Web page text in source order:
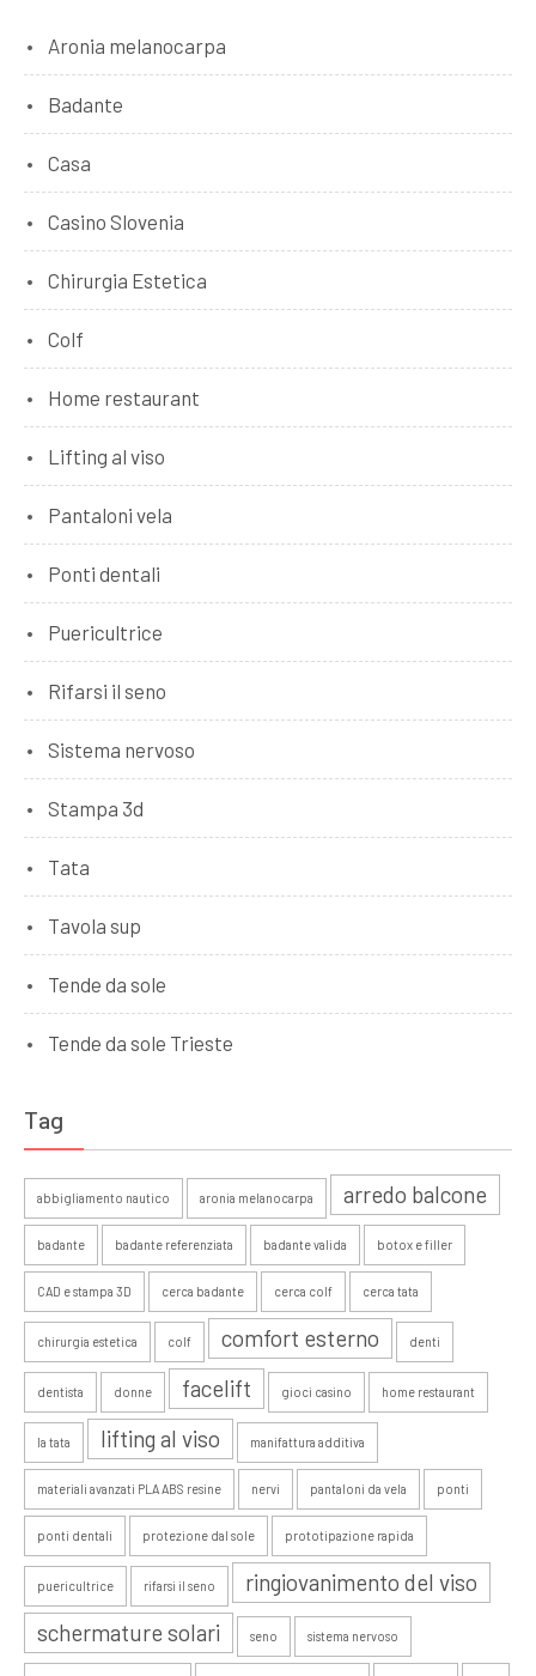
Aronia melanocarpa
Badante
Casa
Casino Slovenia
Chirurgia Estetica
Colf
Home restaurant
Lifting al viso
Pantaloni vela
Ponti dentali
Puericultrice
Rifarsi il seno
Sistema nervoso
Stampa 3d
Tata
Tavola sup
Tende da sole
Tende da sole Trieste
Tag
abbigliamento nautico aronia melanocarpa arredo balcone
badante badante referenziata badante valida botox e filler
CAD e stampa 3D cerca badante cerca colf cerca tata
chirurgia estetica colf comfort esterno denti
dentista donne facelift gioci casino home restaurant
la tata lifting al viso manifattura additiva
materiali avanzati PLA ABS resine nervi pantaloni da vela ponti
ponti dentali protezione dal sole prototipazione rapida
puericultrice rifarsi il seno
ringiovanimento del viso
schermature solari
seno sistema nervoso